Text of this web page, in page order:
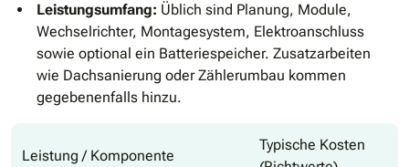
Leistungsumfang: Üblich sind Planung, Module,
Wechselrichter, Montagesystem, Elektroanschluss
sowie optional ein Batteriespeicher. Zusatzarbeiten
wie Dachsanierung oder Zählerumbau kommen
gegebenenfalls hinzu.
Leistung / Komponente
Typische Kosten